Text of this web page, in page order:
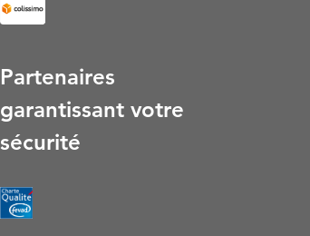
Partenaires
garantissant votre
sécurité